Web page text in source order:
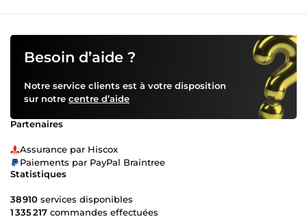
Besoin d’aide ?
Notre service clients est à votre disposition
sur notre centre d’aide
Partenaires
Assurance par Hiscox
Paiements par PayPal Braintree
Statistiques
38 910 services disponibles
1 335 217 commandes effectuées